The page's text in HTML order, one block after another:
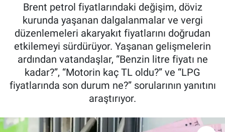
Brent petrol fiyatlarındaki değişim, döviz
kurunda yaşanan dalgalanmalar ve vergi
düzenlemeleri akaryakıt fiyatlarını doğrudan
etkilemeyi sürdürüyor. Yaşanan gelişmelerin
ardından vatandaşlar, “Benzin litre fiyatı ne
kadar?”, “Motorin kaç TL oldu?” ve “LPG
fiyatlarında son durum ne?” sorularının yanıtını
araştırıyor.
Tüm Manşetler
Son Dakika Haberleri
Haber Arşivi